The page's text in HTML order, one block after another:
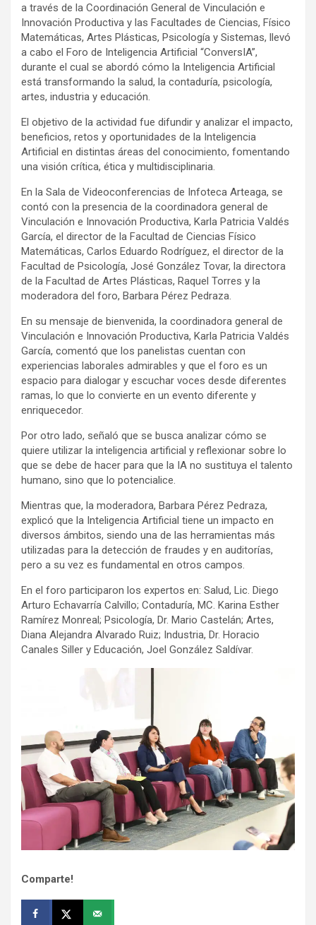
a través de la Coordinación General de Vinculación e
Innovación Productiva y las Facultades de Ciencias, Físico
Matemáticas, Artes Plásticas, Psicología y Sistemas, llevó
a cabo el Foro de Inteligencia Artificial “ConversIA”,
durante el cual se abordó cómo la Inteligencia Artificial
está transformando la salud, la contaduría, psicología,
artes, industria y educación.
El objetivo de la actividad fue difundir y analizar el impacto,
beneficios, retos y oportunidades de la Inteligencia
Artificial en distintas áreas del conocimiento, fomentando
una visión crítica, ética y multidisciplinaria.
En la Sala de Videoconferencias de Infoteca Arteaga, se
contó con la presencia de la coordinadora general de
Vinculación e Innovación Productiva, Karla Patricia Valdés
García, el director de la Facultad de Ciencias Físico
Matemáticas, Carlos Eduardo Rodríguez, el director de la
Facultad de Psicología, José González Tovar, la directora
de la Facultad de Artes Plásticas, Raquel Torres y la
moderadora del foro, Barbara Pérez Pedraza.
En su mensaje de bienvenida, la coordinadora general de
Vinculación e Innovación Productiva, Karla Patricia Valdés
García, comentó que los panelistas cuentan con
experiencias laborales admirables y que el foro es un
espacio para dialogar y escuchar voces desde diferentes
ramas, lo que lo convierte en un evento diferente y
enriquecedor.
Por otro lado, señaló que se busca analizar cómo se
quiere utilizar la inteligencia artificial y reflexionar sobre lo
que se debe de hacer para que la IA no sustituya el talento
humano, sino que lo potencialice.
Mientras que, la moderadora, Barbara Pérez Pedraza,
explicó que la Inteligencia Artificial tiene un impacto en
diversos ámbitos, siendo una de las herramientas más
utilizadas para la detección de fraudes y en auditorías,
pero a su vez es fundamental en otros campos.
En el foro participaron los expertos en: Salud, Lic. Diego
Arturo Echavarría Calvillo; Contaduría, MC. Karina Esther
Ramírez Monreal; Psicología, Dr. Mario Castelán; Artes,
Diana Alejandra Alvarado Ruiz; Industria, Dr. Horacio
Canales Siller y Educación, Joel González Saldívar.
Comparte!